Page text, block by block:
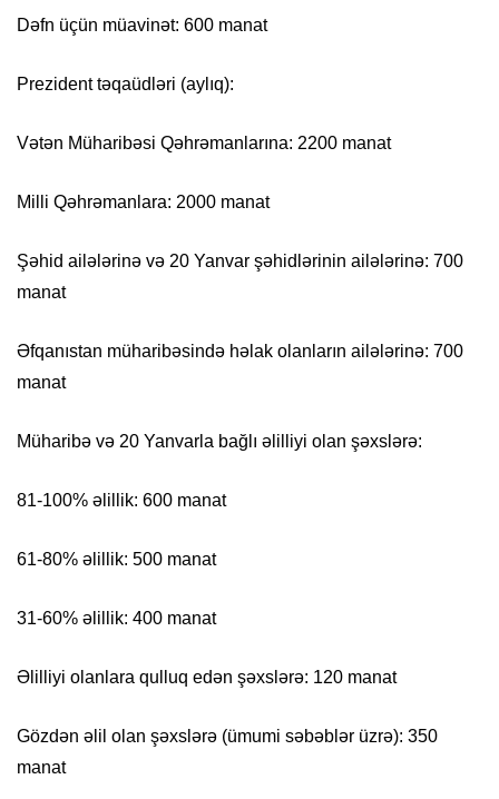
Dəfn üçün müavinət: 600 manat
Prezident təqaüdləri (aylıq):
Vətən Müharibəsi Qəhrəmanlarına: 2200 manat
Milli Qəhrəmanlara: 2000 manat
Şəhid ailələrinə və 20 Yanvar şəhidlərinin ailələrinə: 700
manat
Əfqanıstan müharibəsində həlak olanların ailələrinə: 700
manat
Müharibə və 20 Yanvarla bağlı əlilliyi olan şəxslərə:
81-100% əlillik: 600 manat
61-80% əlillik: 500 manat
31-60% əlillik: 400 manat
Əlilliyi olanlara qulluq edən şəxslərə: 120 manat
Gözdən əlil olan şəxslərə (ümumi səbəblər üzrə): 350
manat